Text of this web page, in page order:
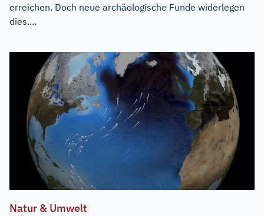
erreichen. Doch neue archäologische Funde widerlegen
dies....
Natur & Umwelt